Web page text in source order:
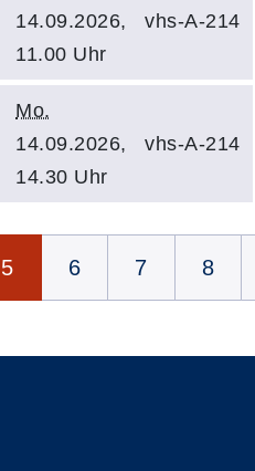
14.09.2026,
11.00 Uhr
vhs-A-214
Mo.
14.09.2026,
14.30 Uhr
vhs-A-214
5 6 7 8